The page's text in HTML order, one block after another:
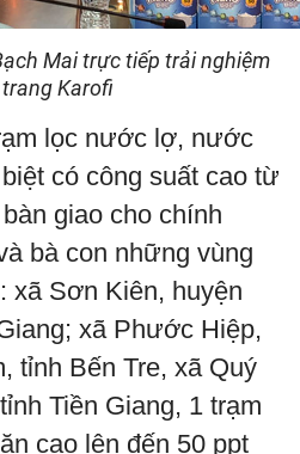
Mai trực tiếp trải nghiệm
Karofi
lọc nước lợ, nước
có công suất cao từ
giao cho chính
bà con những vùng
xã Sơn Kiên, huyện
xã Phước Hiệp,
tỉnh Bến Tre, xã Quý
Tiền Giang, 1 trạm
cao lên đến 50 ppt